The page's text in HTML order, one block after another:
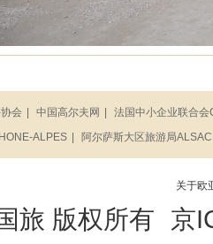
会 中国高尔夫网
法国中小企业联合会
ALPES
阿尔萨斯大区旅游局
关于欧
旅 版权所有 京